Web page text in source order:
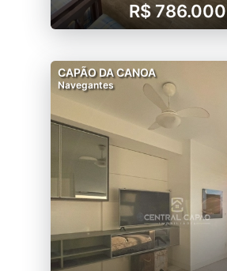
R$ 786.000
CAPÃO DA CANOA
Navegantes